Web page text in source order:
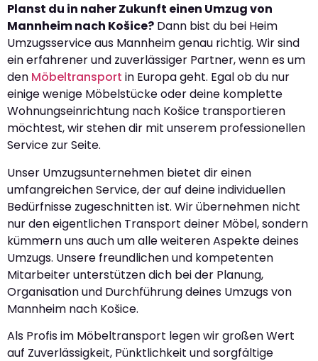
Planst du in naher Zukunft einen Umzug von
Mannheim nach Košice? Dann bist du bei Heim
Umzugsservice aus Mannheim genau richtig. Wir sind
ein erfahrener und zuverlässiger Partner, wenn es um
den Möbeltransport in Europa geht. Egal ob du nur
einige wenige Möbelstücke oder deine komplette
Wohnungseinrichtung nach Košice transportieren
möchtest, wir stehen dir mit unserem professionellen
Service zur Seite.
Unser Umzugsunternehmen bietet dir einen
umfangreichen Service, der auf deine individuellen
Bedürfnisse zugeschnitten ist. Wir übernehmen nicht
nur den eigentlichen Transport deiner Möbel, sondern
kümmern uns auch um alle weiteren Aspekte deines
Umzugs. Unsere freundlichen und kompetenten
Mitarbeiter unterstützen dich bei der Planung,
Organisation und Durchführung deines Umzugs von
Mannheim nach Košice.
Als Profis im Möbeltransport legen wir großen Wert
auf Zuverlässigkeit, Pünktlichkeit und sorgfältige